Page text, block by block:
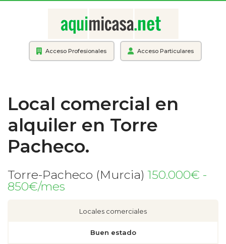
Acceso Profesionales Acceso Particulares
Local comercial en
alquiler en Torre
Pacheco.
Torre-Pacheco (Murcia) 150.000€ -
850€/mes
Locales comerciales
Buen estado